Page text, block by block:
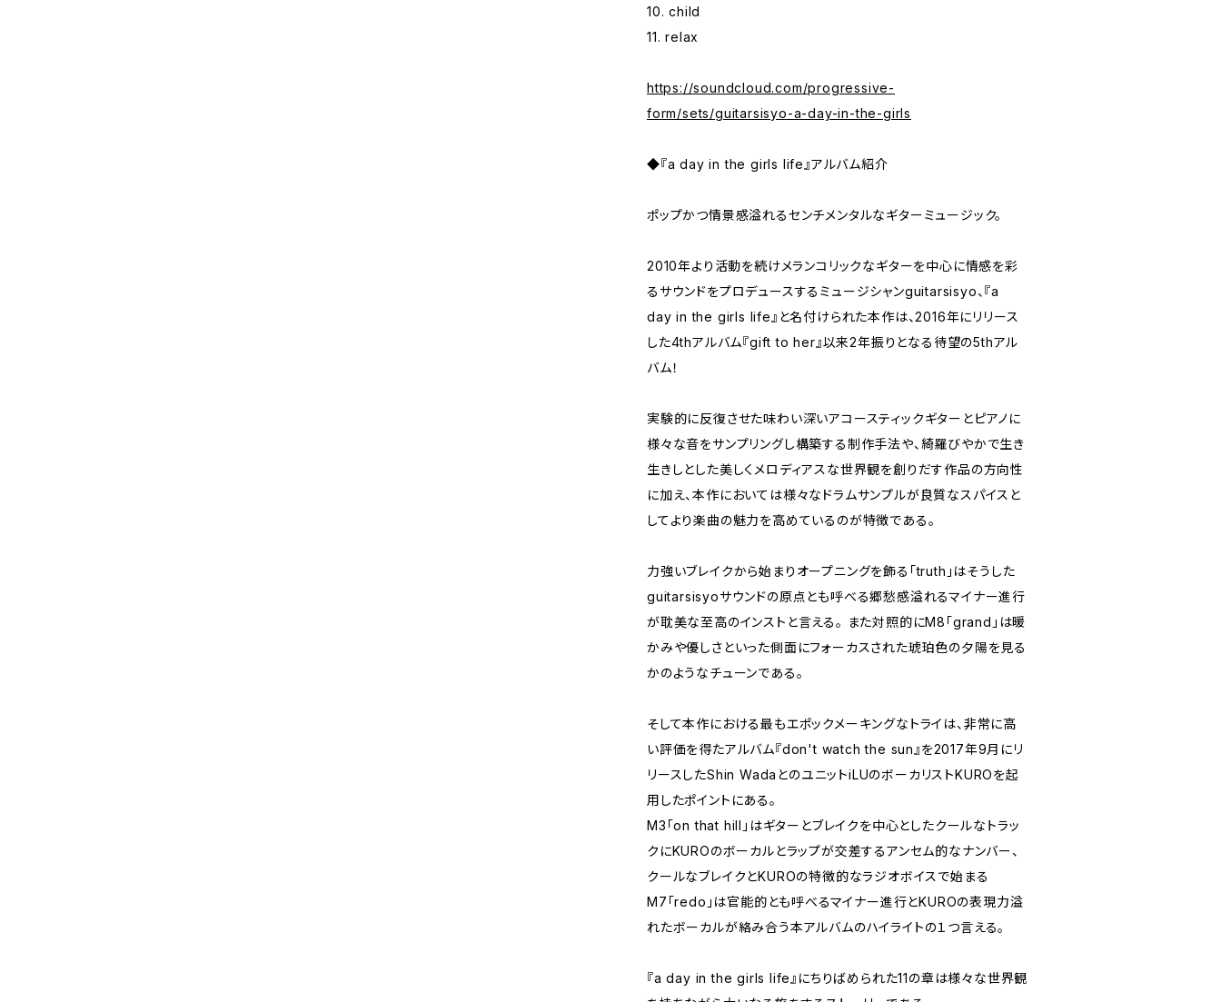
10. child
11. relax
https://soundcloud.com/progressive-
form/sets/guitarsisyo-a-day-in-the-girls
◆『a day in the girls life』アルバム紹介
ポップかつ情景感溢れるセンチメンタルなギターミュージック。
2010年より活動を続けメランコリックなギターを中心に情感を彩
るサウンドをプロデュースするミュージシャンguitarsisyo、『a
day in the girls life』と名付けられた本作は、2016年にリリース
した4thアルバム『gift to her』以来2年振りとなる待望の5thアル
バム！
実験的に反復させた味わい深いアコースティックギターとピアノに
様々な音をサンプリングし構築する制作手法や、綺羅びやかで生き
生きしとした美しくメロディアスな世界観を創りだす作品の方向性
に加え、本作においては様々なドラムサンプルが良質なスパイスと
してより楽曲の魅力を高めているのが特徴である。
力強いブレイクから始まりオープニングを飾る「truth」はそうした
guitarsisyoサウンドの原点とも呼べる郷愁感溢れるマイナー進行
が耽美な至高のインストと言える。 また対照的にM8「grand」は暖
かみや優しさといった側面にフォーカスされた琥珀色の夕陽を見る
かのようなチューンである。
そして本作における最もエポックメーキングなトライは、非常に高
い評価を得たアルバム『don't watch the sun』を2017年9月にリ
リースしたShin WadaとのユニットiLUのボーカリストKUROを起
用したポイントにある。
M3「on that hill」はギターとブレイクを中心としたクールなトラッ
クにKUROのボーカルとラップが交差するアンセム的なナンバー、
クールなブレイクとKUROの特徴的なラジオボイスで始まる
M7「redo」は官能的とも呼べるマイナー進行とKUROの表現力溢
れたボーカルが絡み合う本アルバムのハイライトの１つ言える。
『a day in the girls life』にちりばめられた11の章は様々な世界観